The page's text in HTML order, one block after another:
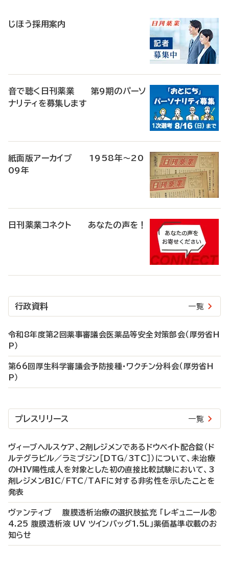
じほう採用案内
音で聴く日刊薬業 第9期のパーソ
ナリティを募集します
紙面版アーカイブ 1958年～20
09年
日刊薬業コネクト あなたの声を！
行政資料 一覧
令和8年度第2回薬事審議会医薬品等安全対策部会（厚労省H
P）
第66回厚生科学審議会予防接種・ワクチン分科会（厚労省H
P）
プレスリリース 一覧
ヴィーブヘルスケア、2剤レジメンであるドウベイト配合錠（ド
ルテグラビル／ラミブジン［DTG/3TC］）について、未治療
のHIV陽性成人を対象とした初の直接比較試験において、3
剤レジメンBIC/FTC/TAFに対する非劣性を示したことを
発表
ヴァンティブ 腹膜透析治療の選択肢拡充 「レギュニール®
4.25 腹膜透析液 UV ツインバッグ1.5L」薬価基準収載のお
知らせ